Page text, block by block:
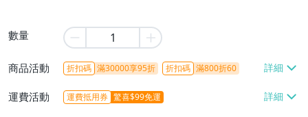
數量
商品活動 折扣碼 滿30000享95折 折扣碼 滿800折60
運費活動 運費抵用券 驚喜$99免運